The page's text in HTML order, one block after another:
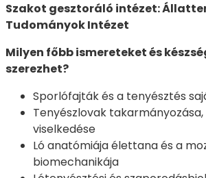
Szakot gesztoráló intézet:
Tudományok Intézet
Milyen főbb ismereteket és
szerezhet?
Sporlófajták és a tenyésztés
Tenyészlovak
viselkedése
Ló anatómiája élettana és a
biomechanikája